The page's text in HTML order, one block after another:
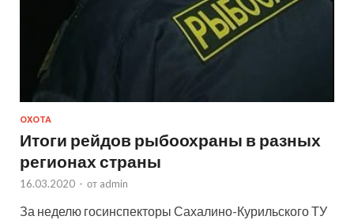
ОХОТА
Итоги рейдов рыбоохраны в разных
регионах страны
16.03.2020 - от admin
За неделю госинспекторы Сахалино-Курильского ТУ